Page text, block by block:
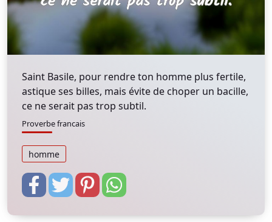
Saint Basile, pour rendre ton homme plus fertile,
astique ses billes, mais évite de choper un bacille,
ce ne serait pas trop subtil.
Proverbe francais
homme